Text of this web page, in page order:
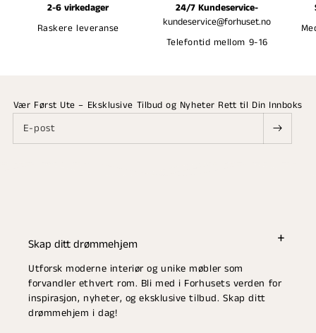
2-6 virkedager
Raskere leveranse
24/7 Kundeservice-
kundeservice@forhuset.no
Telefontid mellom 9-16
Vær Først Ute – Eksklusive Tilbud og Nyheter Rett til Din Innboks
E-post
Skap ditt drømmehjem
Utforsk moderne interiør og unike møbler som
forvandler ethvert rom. Bli med i Forhusets verden for
inspirasjon, nyheter, og eksklusive tilbud. Skap ditt
drømmehjem i dag!